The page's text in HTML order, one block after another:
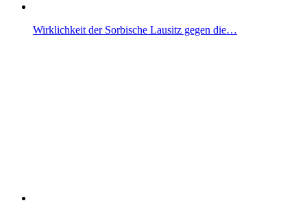
Wirklichkeit der Sorbische Lausitz gegen die…